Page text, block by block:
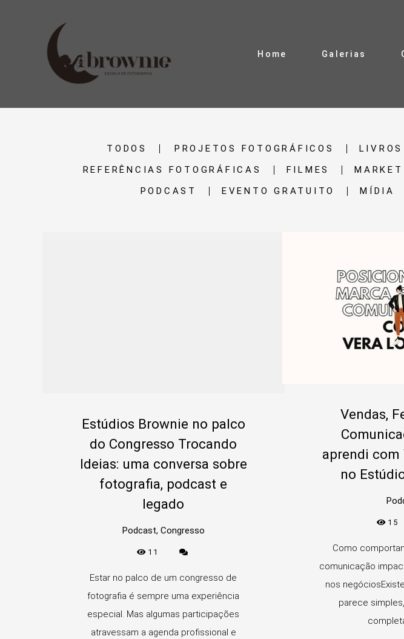
Home Galerias
TODOS PROJETOS FOTOGRÁFICOS LIVROS
REFERÊNCIAS FOTOGRÁFICAS
FILMES
PODCAST
EVENTO GRATUITO MÍDIA
Estúdios Brownie no palco
do Congresso Trocando
Ideias: uma conversa sobre
fotografia, podcast e
legado
Podcast, Congresso
11
Estar no palco de um congresso de
fotografia é sempre uma experiência
especial. Mas algumas participações
atravessam a agenda profissional e
Vendas,
aprendi com
no
15
Como
comunicação
nos
parece